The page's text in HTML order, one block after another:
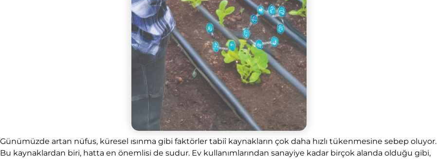
Günümüzde artan nüfus, küresel ısınma gibi faktörler tabiî kaynakların çok daha hızlı tükenmesine sebep oluyor.
Bu kaynaklardan biri, hatta en önemlisi de sudur. Ev kullanımlarından sanayiye kadar birçok alanda olduğu gibi,